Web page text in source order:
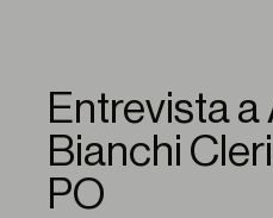
Entrevista
Bianchi
PO